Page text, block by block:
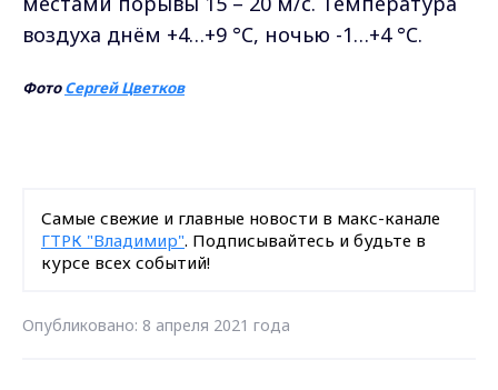
воздуха днём +4…+9 °C, ночью -1…+4 °C.
ФотоСергей Цветков
Самые свежие и главные новости в макс-канале
ГТРК "Владимир". Подписывайтесь и будьте в
курсе всех событий!
Опубликовано: 8 апреля 2021 года